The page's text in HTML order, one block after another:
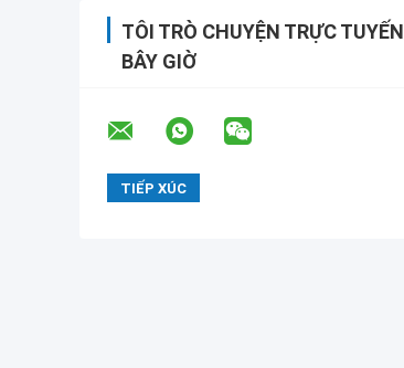
TÔI TRÒ CHUYỆN TRỰC TUYẾN
BÂY GIỜ